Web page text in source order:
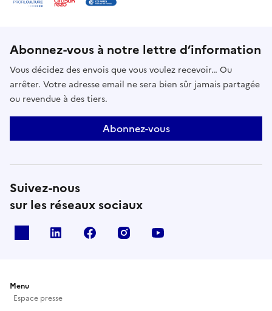
Abonnez-vous à notre lettre d’information
Vous décidez des envois que vous voulez recevoir… Ou
arrêter. Votre adresse email ne sera bien sûr jamais partagée
ou revendue à des tiers.
Abonnez-vous
Suivez-nous
sur les réseaux sociaux
Linkedin Facebook Instagram
Menu
Espace presse